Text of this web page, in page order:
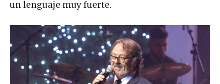
un lenguaje muy fuerte.